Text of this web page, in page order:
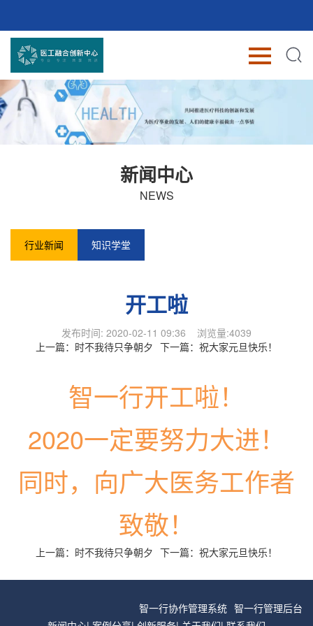
新闻中心
NEWS
行业新闻 知识学堂
开工啦
发布时间: 2020-02-11 09:36 浏览量:4039
上一篇： 时不我待只争朝夕 下一篇： 祝大家元旦快乐！
智一行开工啦！
2020一定要努力大进！
同时，向广大医务工作者
致敬！
上一篇： 时不我待只争朝夕 下一篇： 祝大家元旦快乐！
智一行协作管理系统 智一行管理后台